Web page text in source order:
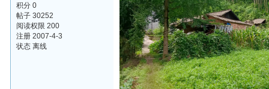
积分 0
帖子 30252
阅读权限 200
注册 2007-4-3
状态 离线